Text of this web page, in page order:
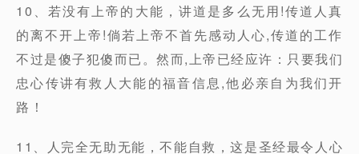
10、若没有上帝的大能，讲道是多么无用!传道人真
的离不开上帝!倘若上帝不首先感动人心,传道的工作
不过是傻子犯傻而已。然而,上帝已经应许：只要我们
忠心传讲有救人大能的福音信息,他必亲自为我们开
路！
11、人完全无助无能，不能自救，这是圣经最令人心